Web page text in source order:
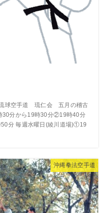
球空手道 琉仁会 五月の稽古
30分から19時30分②19時40分
分 毎週水曜日(綾川道場)①19
沖縄拳法空手道